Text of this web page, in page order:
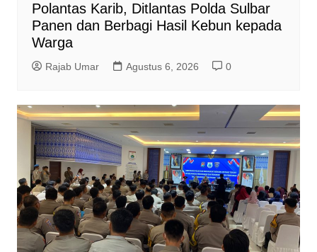
Polantas Karib, Ditlantas Polda Sulbar
Panen dan Berbagi Hasil Kebun kepada
Warga
Rajab Umar Agustus 6, 2026 0